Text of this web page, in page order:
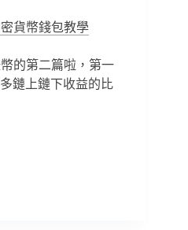
貨幣錢包教學
的第二篇啦，第一
鏈上鏈下收益的比